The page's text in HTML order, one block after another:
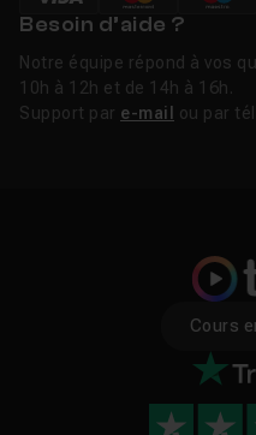
Besoin d’aide ?
Notre équipe répond à vos
10h à 12h et de 14h à 16h.
Support par e-mail ou par
Cours